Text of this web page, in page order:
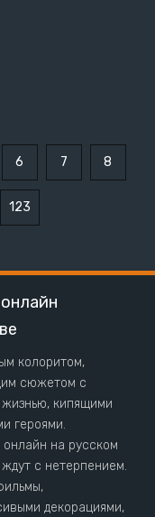
колоритом,
сюжетом с
кипящими
героями.
онлайн на русском
с нетерпением.
декорациями,
6 7 8
123